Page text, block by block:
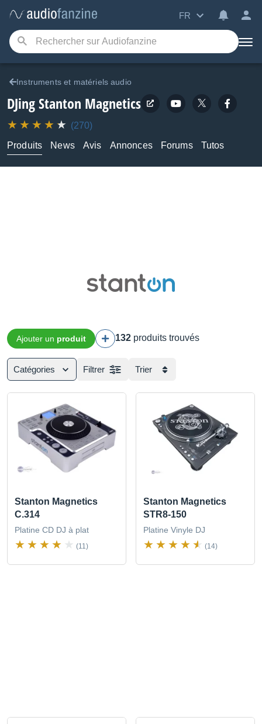
FR
Instruments et matériels audio
DJingStanton Magnetics
(270)
Produits
News Avis Annonces Forums Tutos
Ajouter un produit 132 produits trouvés
Catégories Filtrer Trier
Stanton Magnetics
C.314
Platine CD DJ à plat
(11)
Stanton Magnetics
STR8-150
Platine Vinyle DJ
(14)